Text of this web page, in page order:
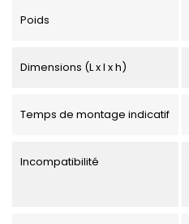
Poids
Dimensions (L x l x h)
Temps de montage indicatif
Incompatibilité